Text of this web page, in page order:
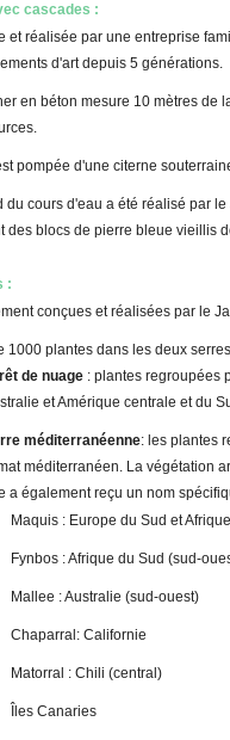
cascades :
et réalisée par une entreprise
d'art depuis 5 générations.
en béton mesure 10 mètres de
pompée d'une citerne
du cours d'eau a été réalisé par
des blocs de pierre bleue vieillis
:
conçues et réalisées par le
1000 plantes dans les deux
de nuage : plantes regroupées
et Amérique centrale et du
méditerranéenne: les plantes
méditerranéen. La végétation
a également reçu un nom
Maquis : Europe du Sud et
Fynbos : Afrique du Sud (sud-
Mallee : Australie (sud-ouest)
Chaparral: Californie
Matorral : Chili (central)
Îles Canaries